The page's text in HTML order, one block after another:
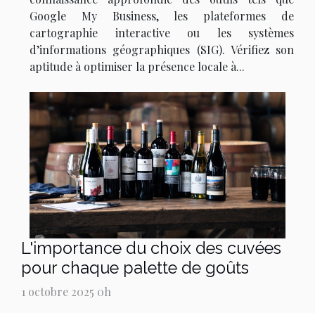
Google My Business, les plateformes de
cartographie interactive ou les systèmes
d’informations géographiques (SIG). Vérifiez son
aptitude à optimiser la présence locale à...
L'importance du choix des cuvées
pour chaque palette de goûts
1 octobre 2025 0h